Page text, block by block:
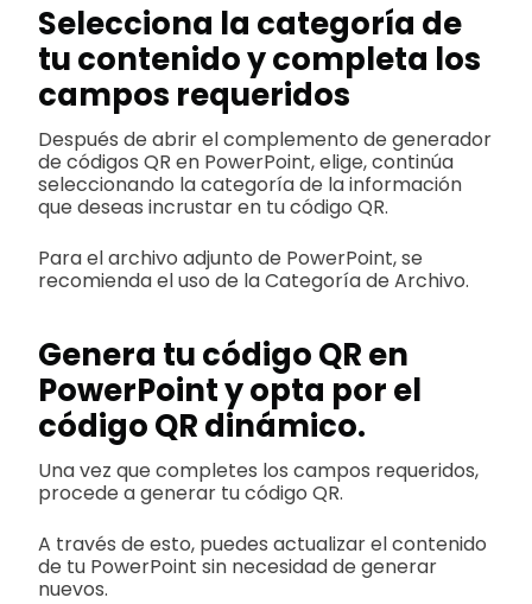
Selecciona la categoría de
tu contenido y completa los
campos requeridos
Después de abrir el complemento de generador
de códigos QR en PowerPoint, elige, continúa
seleccionando la categoría de la información
que deseas incrustar en tu código QR.
Para el archivo adjunto de PowerPoint, se
recomienda el uso de la Categoría de Archivo.
Genera tu código QR en
PowerPoint y opta por el
código QR dinámico.
Una vez que completes los campos requeridos,
procede a generar tu código QR.
A través de esto, puedes actualizar el contenido
de tu PowerPoint sin necesidad de generar
nuevos.